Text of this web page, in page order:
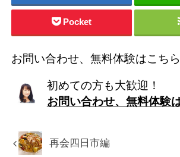
Pocket
お問い合わせ、無料体験はこち
初めての方も大歓迎！
お問い合わせ、無料体験
再会四日市編